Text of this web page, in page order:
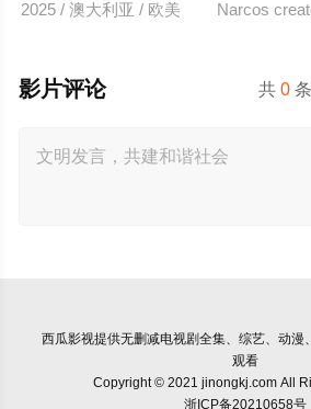
2025 / 澳大利亚 / 欧美 Narcos
共0
影片评论
西瓜影视提供无删减电视剧全集、综艺、动漫
观看
Copyright © 2021 jinongkj.com All
浙ICP备20210658号